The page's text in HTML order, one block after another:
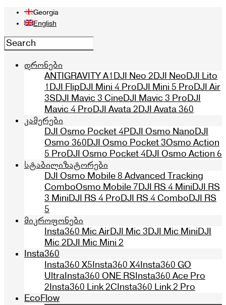
Georgia
English
დრონები
ANTIGRAVITY A1DJI Neo 2DJI NeoDJI Lito
1DJI FlipDJI Mini 4 ProDJI Mini 5 ProDJI Air
3SDJI Mavic 3 CineDJI Mavic 3 ProDJI
Mavic 4 ProDJI Avata 2DJI Avata 360
კამერები
DJI Osmo Pocket 4PDJI Osmo NanoDJI
Osmo 360DJI Osmo Pocket 3Osmo Action
5 ProDJI Osmo Pocket 4DJI Osmo Action 6
სტაბილიზატორები
DJI Osmo Mobile 8 Advanced Tracking
ComboOsmo Mobile 7DJI RS 4 MiniDJI RS
3 MiniDJI RS 4 ProDJI RS 4 ComboDJI RS
5
მიკროფონები
Insta360 Mic AirDJI Mic 3DJI Mic MiniDJI
Mic 2DJI Mic Mini 2
Insta360
Insta360 X5Insta360 X4Insta360 GO
UltraInsta360 ONE RSInsta360 Ace Pro
2Insta360 Link 2CInsta360 Link 2 Pro
EcoFlow